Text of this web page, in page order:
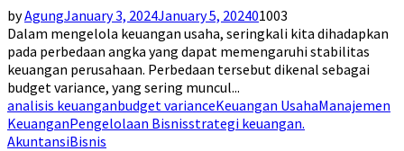
byAgungJanuary 3, 2024January 5, 202401003
Dalam mengelola keuangan usaha, seringkali kita dihadapkan
pada perbedaan angka yang dapat memengaruhi stabilitas
keuangan perusahaan. Perbedaan tersebut dikenal sebagai
budget variance, yang sering muncul...
analisis keuanganbudget varianceKeuangan UsahaManajemen
KeuanganPengelolaan Bisnisstrategi keuangan.
AkuntansiBisnis